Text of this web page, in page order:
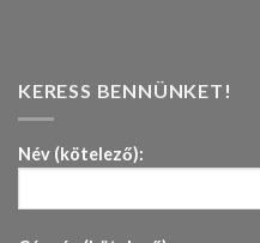
KERESS BENNÜNKET!
Név (kötelező):